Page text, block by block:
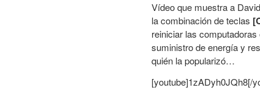
Vídeo que muestra a
la combinación de teclas
reiniciar las
suministro de energía y
quién la popularizó…
[youtube]1zADyh0JQh8[/